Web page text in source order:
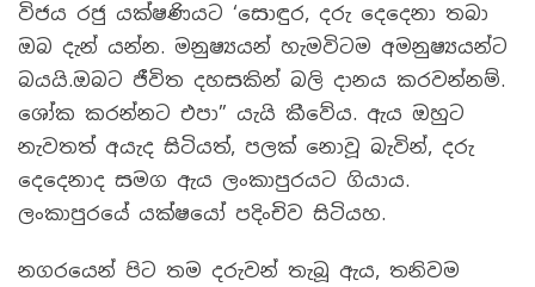
විජය රජු යක්ෂණියට ‘සොඳුර, දරු දෙදෙනා තබා
ඔබ දැන් යන්න. මනුෂ්‍යයන් හැමවිටම අමනුෂ්‍යයන්ට
බයයි.ඔබට ජීවිත දහසකින් බලි දානය කරවන්නම්.
ශෝක කරන්නට එපා” යැයි කීවේය. ඇය ඔහුට
නැවතත් අයැද සිටියත්, පලක් නොවූ බැවින්, දරු
දෙදෙනාද සමග ඇය ලංකාපුරයට ගියාය.
ලංකාපුරයේ යක්ෂයෝ පදිංචිව සිටියහ.
නගරයෙන් පිට තම දරුවන් තැබූ ඇය, තනිවම